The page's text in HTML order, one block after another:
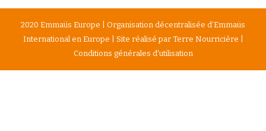
2020 Emmaüs Europe | Organisation décentralisée d’Emmaüs
International en Europe | Site réalisé par Terre Nourricière
Conditions générales d'utilisation